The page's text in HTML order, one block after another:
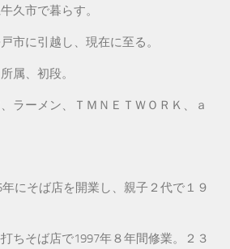
久市で暮らす。
市に引越し、現在に至る。
属、初段。
ラーメン、ＴＭＮＥＴＷＯＲＫ、ａ
年にそば店を開業し、親子２代で１９
ちそば店で1997年８年間修業。２３